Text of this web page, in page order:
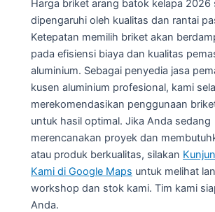
Harga briket arang batok kelapa 2026
dipengaruhi oleh kualitas dan rantai
Ketepatan memilih briket akan
pada efisiensi biaya dan kualitas
aluminium. Sebagai penyedia jasa
kusen aluminium profesional, kami
merekomendasikan penggunaan
untuk hasil optimal. Jika Anda sedang
merencanakan proyek dan
atau produk berkualitas, silakan
Kami di Google Maps untuk melihat
workshop dan stok kami. Tim kami
Anda.